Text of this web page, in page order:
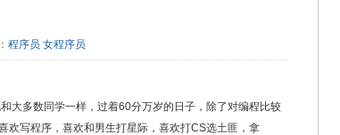
程序员 女程序员
大多数同学一样，过着60分万岁的日子，除了对编程比较
欢写程序，喜欢和男生打星际，喜欢打CS选土匪，拿